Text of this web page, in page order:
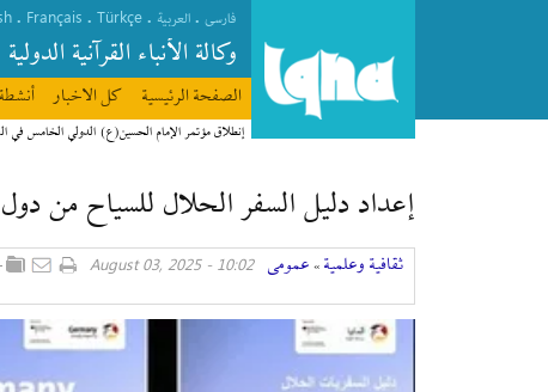
فارسی . العربیة .
Türkçe
.
Français
.
وکالة الأنباء القرآنیة الدولیة
الصفحة الرئیسیة كل الاخبار
إعداد دليل السفر الحلال للسياح من
ثقافیة وعلمیة » عمومی 10:02 - August 03, 2025